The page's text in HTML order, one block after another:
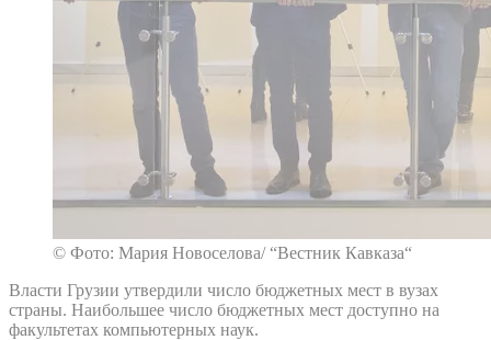
© Фото: Мария Новоселова/ “Вестник Кавказа“
Власти Грузии утвердили число бюджетных мест в вузах
страны. Наибольшее число бюджетных мест доступно на
факультетах компьютерных наук.